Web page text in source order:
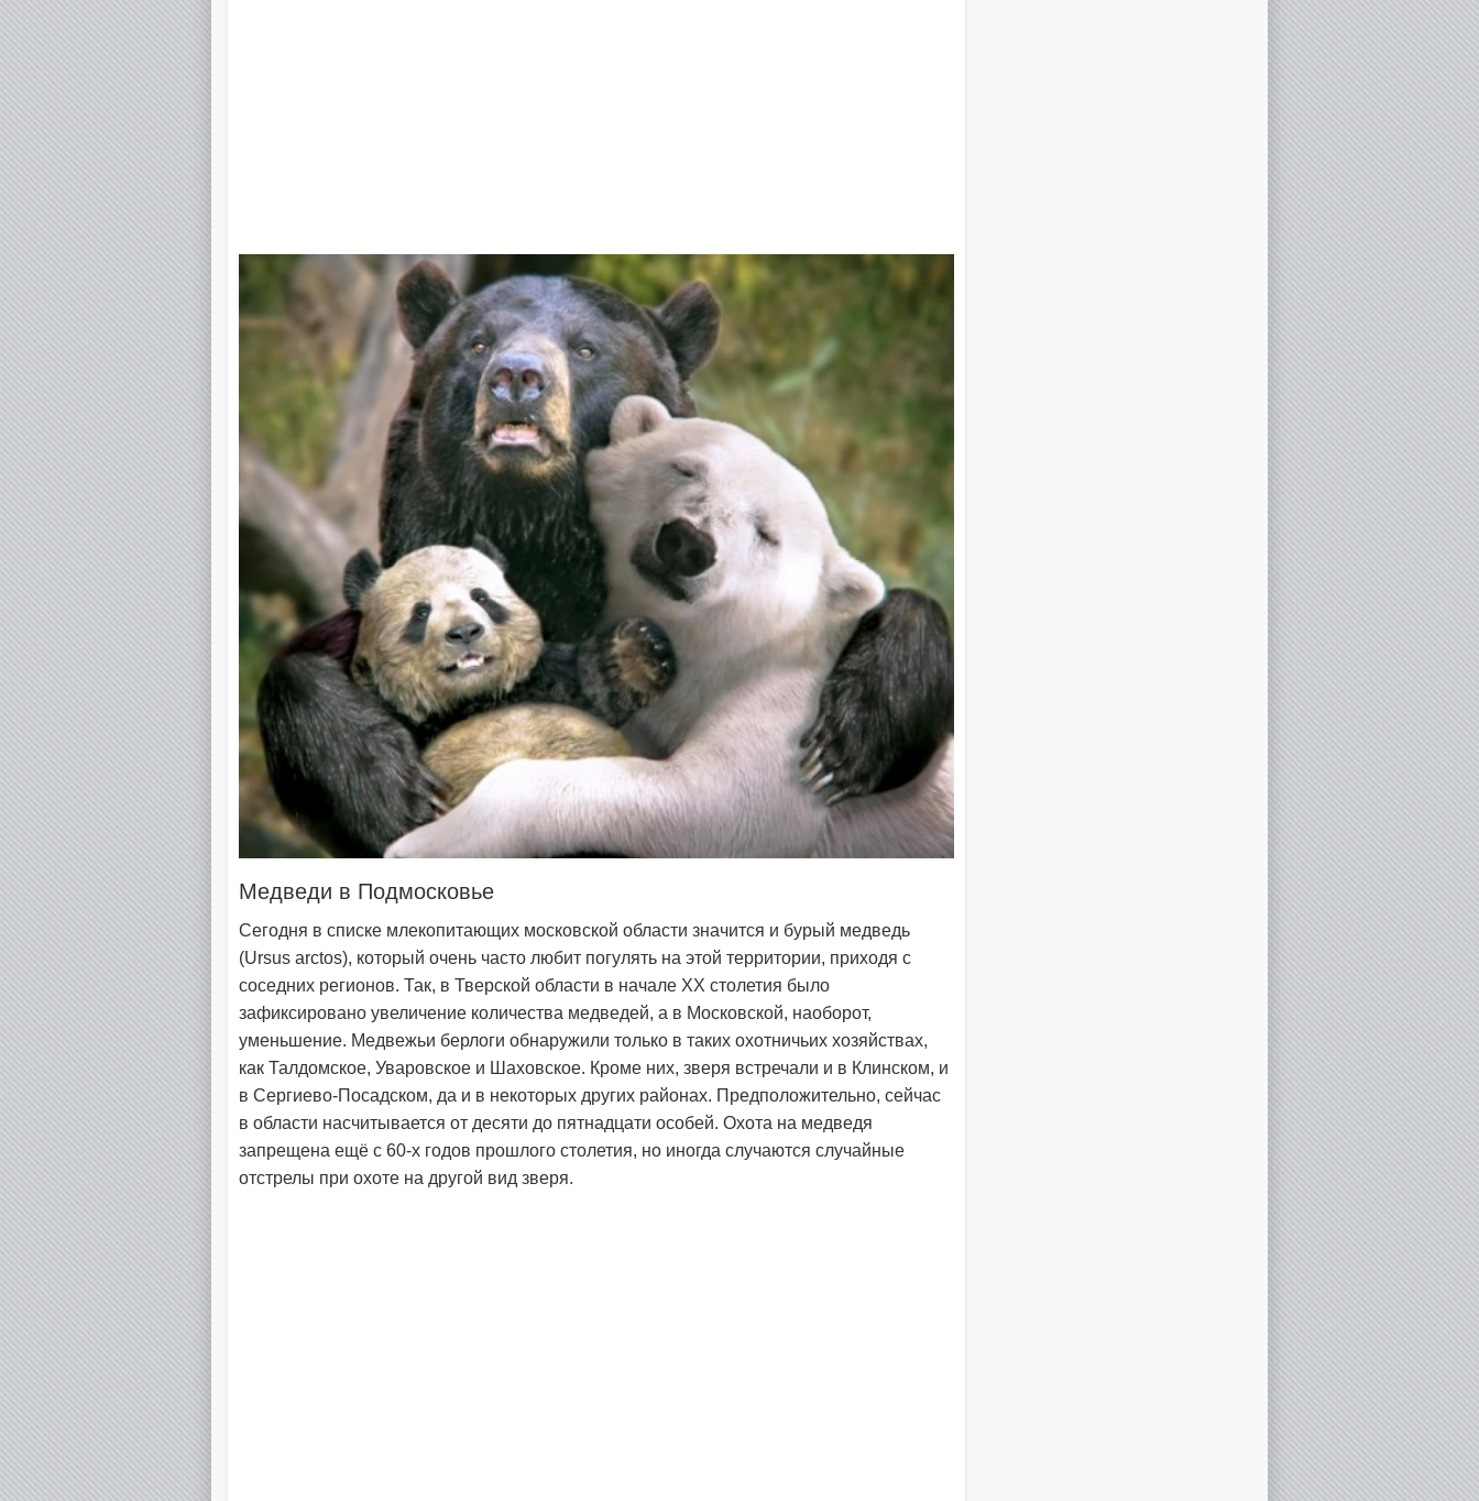
Медведи в Подмосковье
Сегодня в списке млекопитающих московской области значится и бурый медведь
(Ursus arctos), который очень часто любит погулять на этой территории, приходя с
соседних регионов. Так, в Тверской области в начале ХХ столетия было
зафиксировано увеличение количества медведей, а в Московской, наоборот,
уменьшение. Медвежьи берлоги обнаружили только в таких охотничьих хозяйствах,
как Талдомское, Уваровское и Шаховское. Кроме них, зверя встречали и в Клинском, и
в Сергиево-Посадском, да и в некоторых других районах. Предположительно, сейчас
в области насчитывается от десяти до пятнадцати особей. Охота на медведя
запрещена ещё с 60-х годов прошлого столетия, но иногда случаются случайные
отстрелы при охоте на другой вид зверя.